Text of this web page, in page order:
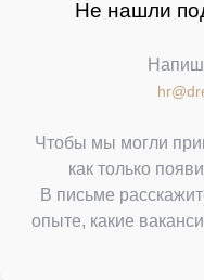
Не нашли
Чтобы мы могли
как только
В письме
опыте, какие